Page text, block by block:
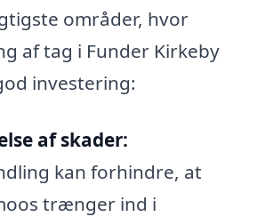
områder, hvor
af tag i Funder Kirkeby
investering:
af skader:
kan forhindre, at
trænger ind i